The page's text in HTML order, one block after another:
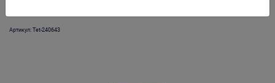
Артикул: Tet-240643